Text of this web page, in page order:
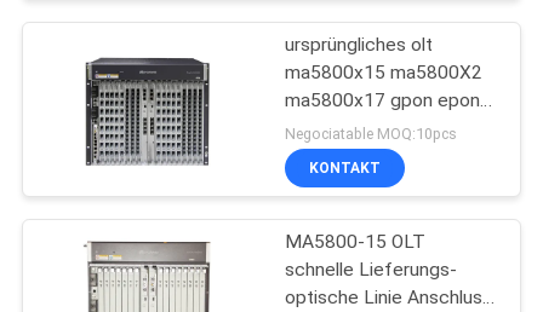
ZTE GPON ONU
78
ursprüngliches olt
ma5800x15 ma5800X2
ma5800x17 gpon epon
10g hoher Qualität olt
ma5800x17 Smartax HW
MA5800
Negociatable MOQ:10pcs
KONTAKT
MA5800-15 OLT
schnelle Lieferungs-
optische Linie Anschluss